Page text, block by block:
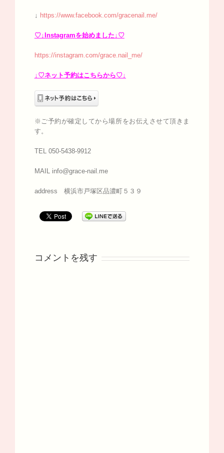
↓ https://www.facebook.com/gracenail.me/
♡↓Instagramを始めました↓♡
https://instagram.com/grace.nail_me/
↓♡ネット予約はこちらから♡↓
※ご予約が確定してから場所をお伝えさせて頂きま
す。
TEL 050-5438-9912
MAIL info@grace-nail.me
address 横浜市戸塚区品濃町５３９
コメントを残す